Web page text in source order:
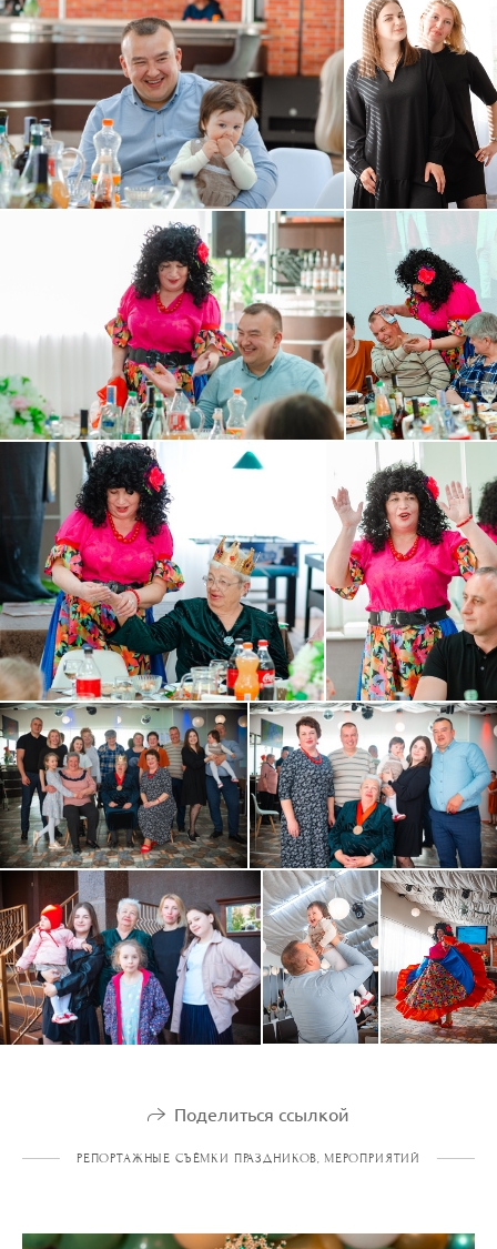
Поделиться ссылкой
РЕПОРТАЖНЫЕ СЪЁМКИ ПРАЗДНИКОВ, МЕРОПРИЯТИЙ